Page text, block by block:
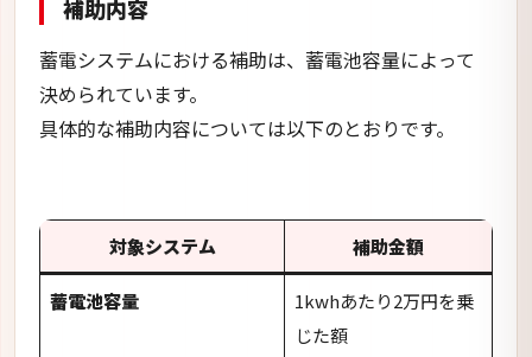
上限10万円（千円未満
設置する場合
上限20万円（千円未満
切り捨て）